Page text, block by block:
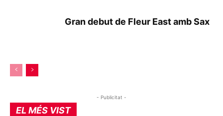
Gran debut de Fleur East amb Sax
- Publicitat -
EL MÉS VIST